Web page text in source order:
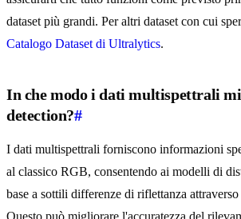
dataset più grandi. Per altri dataset con cui
Catalogo Dataset di Ultralytics.
In che modo i dati multispettrali
detection?#
I dati multispettrali forniscono informazioni
al classico RGB, consentendo ai modelli di
base a sottili differenze di riflettanza